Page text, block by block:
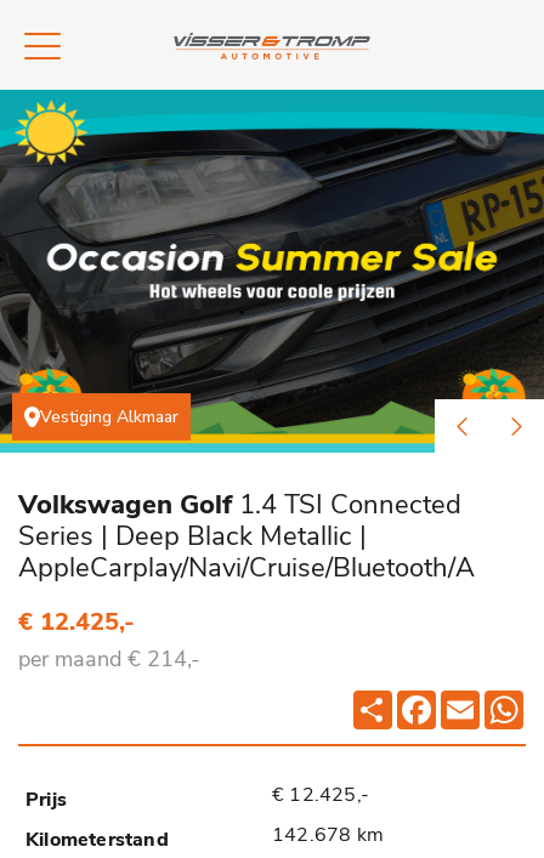
Vestiging Alkmaar
Volkswagen Golf1.4 TSI Connected
Series | Deep Black Metallic |
AppleCarplay/Navi/Cruise/Bluetooth/A
€ 12.425,-
per maand € 214,-
Deel Facebook
Email
€ 12.425,-
142.678 km